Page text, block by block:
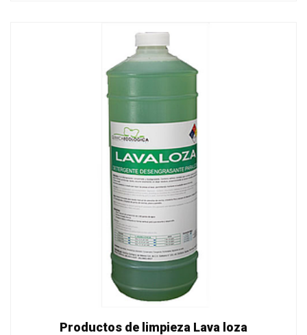
Productos de limpieza Lava loza